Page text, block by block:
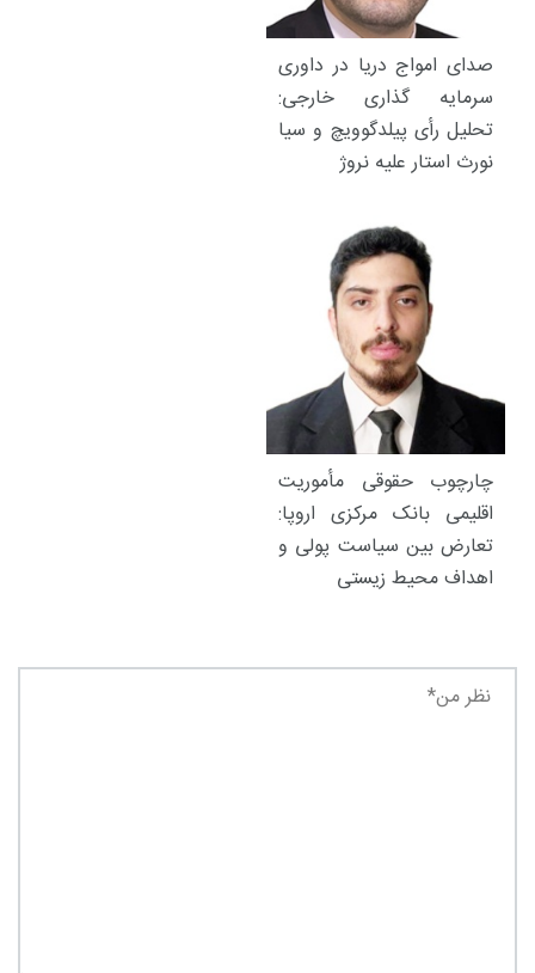
صدای امواج دریا در داوری
سرمایه گذاری خارجی:
تحلیل رأی پیلدگوویچ و سیا
نورث استار علیه نروژ
چارچوب حقوقی مأموریت
اقلیمی بانک مرکزی اروپا:
تعارض بین سیاست پولی و
اهداف محیط زیستی